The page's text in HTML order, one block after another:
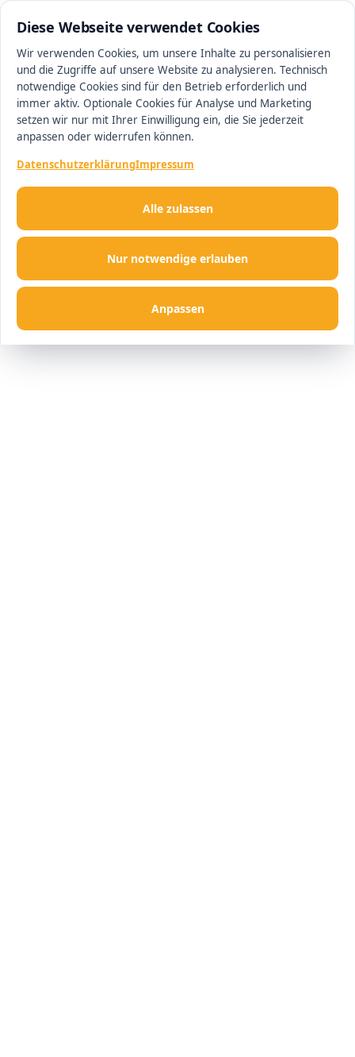
Diese Webseite verwendet Cookies
Wir verwenden Cookies, um unsere Inhalte zu personalisieren
und die Zugriffe auf unsere Website zu analysieren. Technisch
notwendige Cookies sind für den Betrieb erforderlich und
immer aktiv. Optionale Cookies für Analyse und Marketing
setzen wir nur mit Ihrer Einwilligung ein, die Sie jederzeit
anpassen oder widerrufen können.
DatenschutzerklärungImpressum
Nur notwendige erlauben
Anpassen
Alle zulassen